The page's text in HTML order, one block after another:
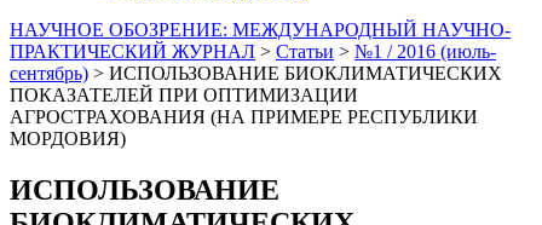
НАУЧНОЕ ОБОЗРЕНИЕ: МЕЖДУНАРОДНЫЙ НАУЧНО-
ПРАКТИЧЕСКИЙ ЖУРНАЛ > Статьи > №1 / 2016 (июль-
сентябрь) > ИСПОЛЬЗОВАНИЕ БИОКЛИМАТИЧЕСКИХ
ПОКАЗАТЕЛЕЙ ПРИ ОПТИМИЗАЦИИ
АГРОСТРАХОВАНИЯ (НА ПРИМЕРЕ РЕСПУБЛИКИ
МОРДОВИЯ)
ИСПОЛЬЗОВАНИЕ